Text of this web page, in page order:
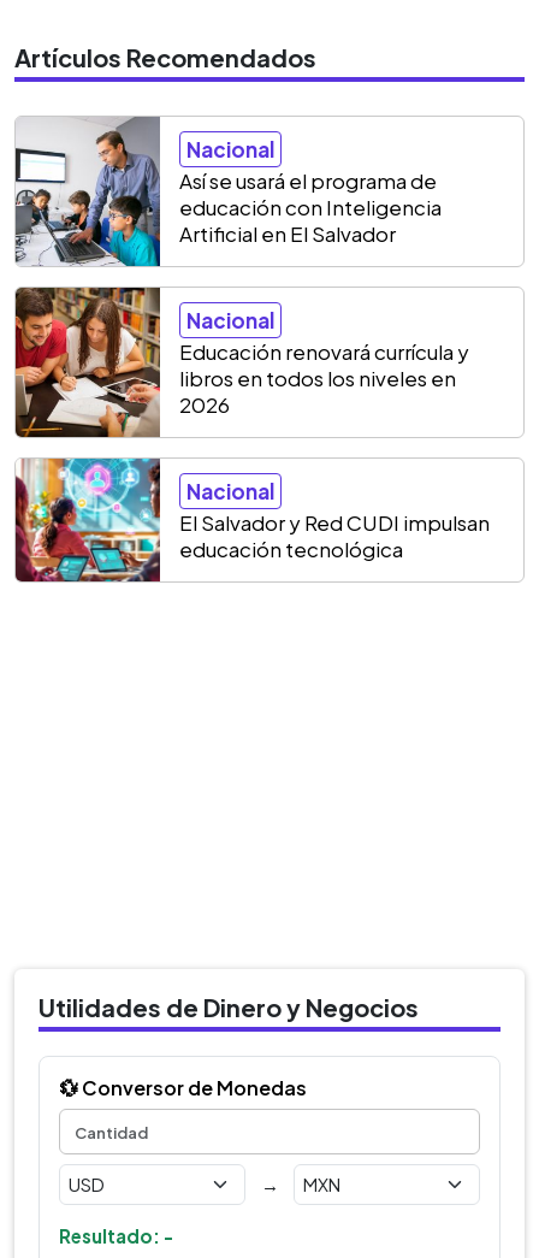
Artículos Recomendados
Nacional
Así se usará el programa de
educación con Inteligencia
Artificial en El Salvador
Nacional
Educación renovará currícula y
libros en todos los niveles en
2026
Nacional
El Salvador y Red CUDI impulsan
educación tecnológica
Utilidades de Dinero y Negocios
💱 Conversor de Monedas
→
Resultado: -